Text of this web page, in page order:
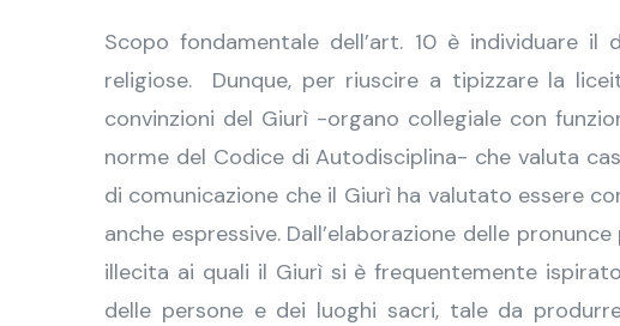
Scopo fondamentale dell’art. 10 è individuare
religiose. Dunque, per riuscire a tipizzare la
convinzioni del Giurì -organo collegiale con
norme del Codice di Autodisciplina- che valuta
di comunicazione che il Giurì ha valutato essere
anche espressive. Dall’elaborazione delle
illecita ai quali il Giurì si è frequentemente
delle persone e dei luoghi sacri, tale da